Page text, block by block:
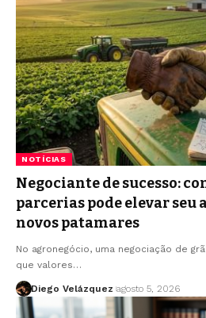
NOTÍCIAS
Negociante de sucesso:
parcerias pode elevar seu
novos patamares
No agronegócio, uma negociação de
que valores…
Diego Velázquez agosto 5, 2026